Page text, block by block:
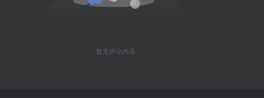
暂无评论内容